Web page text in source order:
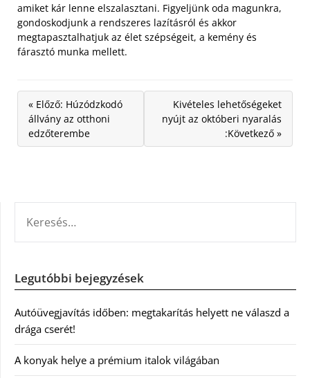
amiket kár lenne elszalasztani. Figyeljünk oda magunkra,
gondoskodjunk a rendszeres lazításról és akkor
megtapasztalhatjuk az élet szépségeit, a kemény és
fárasztó munka mellett.
« Előző: Húzódzkodó
állvány az otthoni
edzőterembe
Kivételes lehetőségeket
nyújt az októberi nyaralás
:Következő »
Legutóbbi bejegyzések
Autóüvegjavítás időben: megtakarítás helyett ne válaszd a
drága cserét!
A konyak helye a prémium italok világában